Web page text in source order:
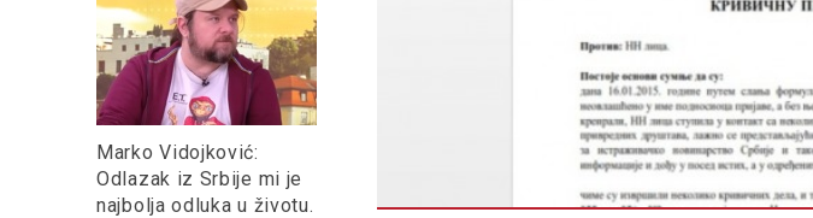
Marko Vidojković:
Odlazak iz Srbije mi je
najbolja odluka u životu.